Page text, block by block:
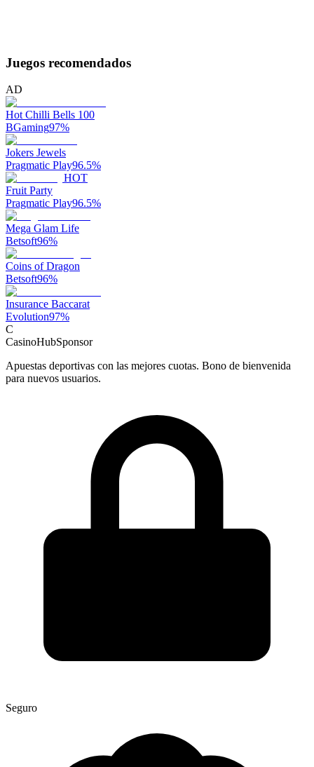
Juegos recomendados
AD
Hot Chilli Bells 100
BGaming97%
Jokers Jewels
Pragmatic Play96.5%
HOT
Fruit Party
Pragmatic Play96.5%
Mega Glam Life
Betsoft96%
Coins of Dragon
Betsoft96%
Insurance Baccarat
Evolution97%
C
CasinoHubSponsor
Apuestas deportivas con las mejores cuotas. Bono de bienvenida
para nuevos usuarios.
Seguro